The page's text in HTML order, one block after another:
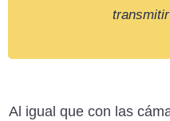
Al igual que con las